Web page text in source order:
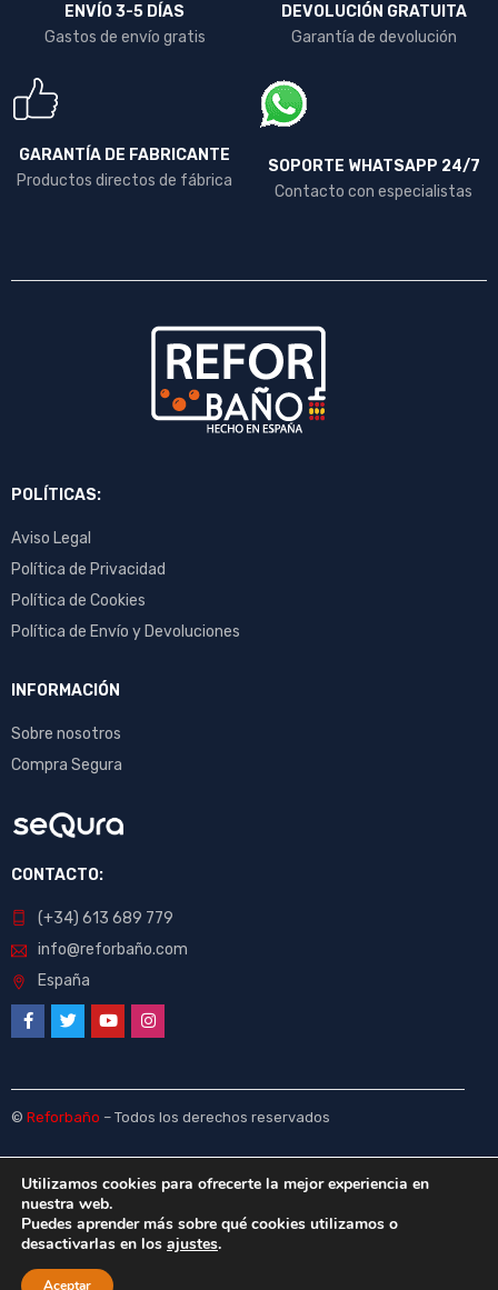
ENVÍO 3-5 DÍAS
Gastos de envío gratis
DEVOLUCIÓN GRATUITA
Garantía de devolución
GARANTÍA DE FABRICANTE
Productos directos de fábrica
SOPORTE WHATSAPP 24/7
Contacto con especialistas
POLÍTICAS:
Aviso Legal
Política de Privacidad
Política de Cookies
Política de Envío y Devoluciones
INFORMACIÓN
Sobre nosotros
Compra Segura
CONTACTO:
(+34) 613 689 779
info@reforbaño.com
España
© Reforbaño – Todos los derechos reservados
Utilizamos cookies para ofrecerte la mejor experiencia en
nuestra web.
Puedes aprender más sobre qué cookies utilizamos o
desactivarlas en los ajustes.
Aceptar